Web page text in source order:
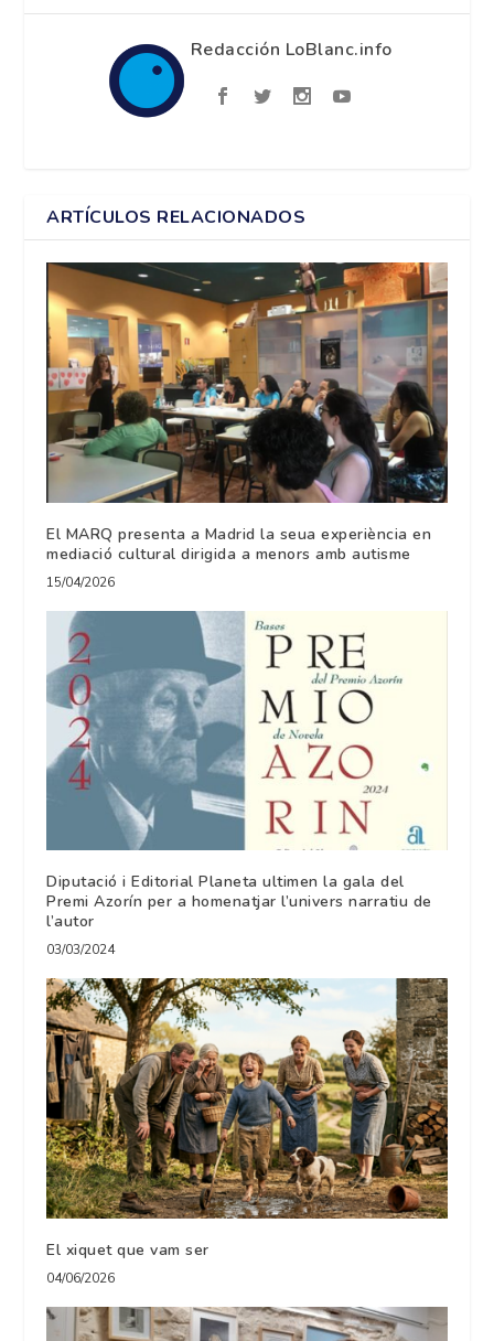
Redacción LoBlanc.info
ARTÍCULOS RELACIONADOS
El MARQ presenta a Madrid la seua experiència en
mediació cultural dirigida a menors amb autisme
15/04/2026
Diputació i Editorial Planeta ultimen la gala del
Premi Azorín per a homenatjar l’univers narratiu de
l’autor
03/03/2024
El xiquet que vam ser
04/06/2026